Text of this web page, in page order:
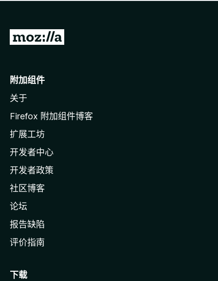
无
转
o
i
l
a
主
页
附加组件
关于
Firefox 附加组件博客
扩展工坊
开发者中心
开发者政策
社区博客
论坛
报告缺陷
评价指南
下载